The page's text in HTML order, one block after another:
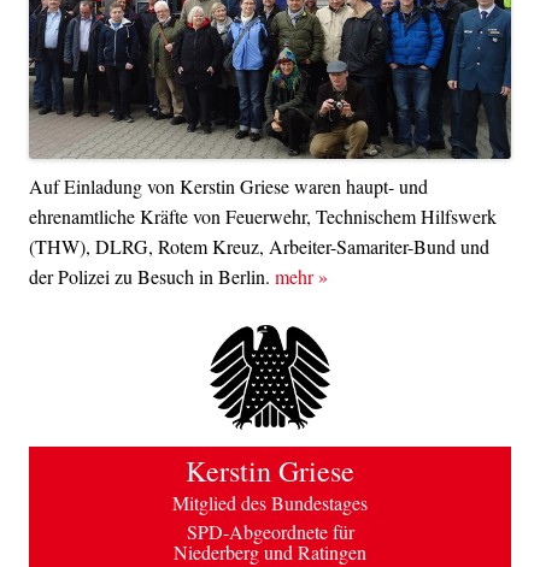
Auf Einladung von Kerstin Griese waren haupt- und
ehrenamtliche Kräfte von Feuerwehr, Technischem Hilfswerk
(THW), DLRG, Rotem Kreuz, Arbeiter-Samariter-Bund und
der Polizei zu Besuch in Berlin. mehr»
Kerstin Griese
Mitglied des Bundestages
SPD-Abgeordnete für
Niederberg und Ratingen